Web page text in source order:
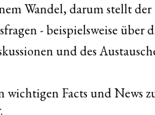
Wandel, darum stellt der
- beispielsweise über
und des
Facts und News